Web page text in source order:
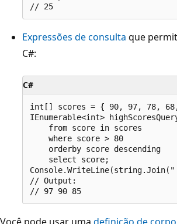
Expressões de consulta que
C#:
C#
int[] scores = { 90, 97, 78,
IEnumerable<int>
    from score in scores
    where score > 80
    orderby score descending
    select score;
// Output:
Você pode usar uma definição de